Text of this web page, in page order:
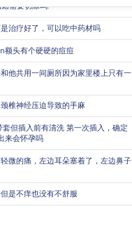
需要切除吗?
治疗好了，可以吃中药材吗
额头有个硬硬的痘痘
他共用一间厕所因为家里楼上只有一
椎神经压迫导致的手麻
但插入前有清洗 第一次插入，确定
来会怀孕吗
微的痛，左边耳朵塞着了，左边鼻子
是不痒也没有不舒服